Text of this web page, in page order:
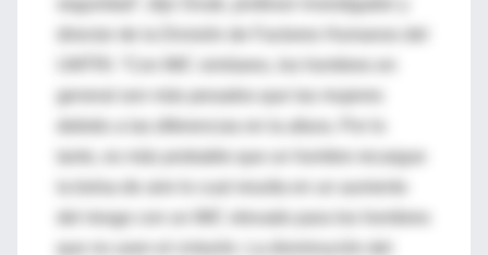
seguridad”, dijo Sivak, profesor investigador y
general son más pesados que las mujeres
tanto, es más probable que un hombre recargue
del riesgo con un IMC elevado para los hombres